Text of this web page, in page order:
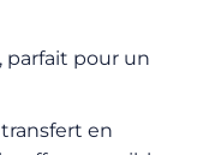
parfait pour un
en